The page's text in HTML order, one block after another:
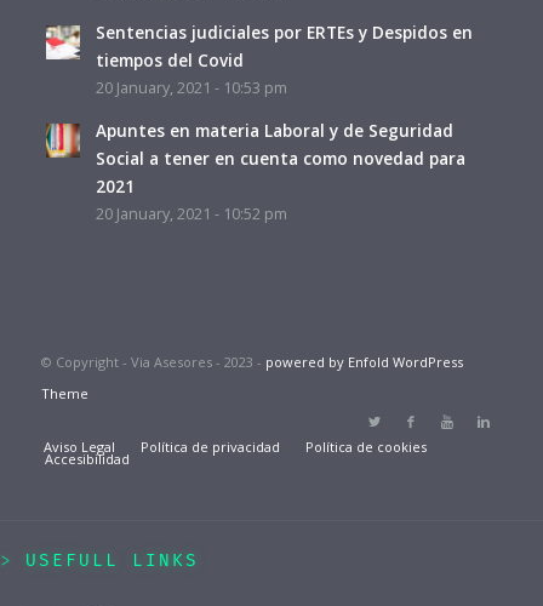
Sentencias judiciales por ERTEs y Despidos en
tiempos del Covid
20 January, 2021 - 10:53 pm
Apuntes en materia Laboral y de Seguridad
Social a tener en cuenta como novedad para
2021
20 January, 2021 - 10:52 pm
© Copyright - Via Asesores - 2023 - powered by Enfold WordPress
Theme
Aviso Legal Política de privacidad Política de cookies
Accesibilidad
USEFULL LINKS